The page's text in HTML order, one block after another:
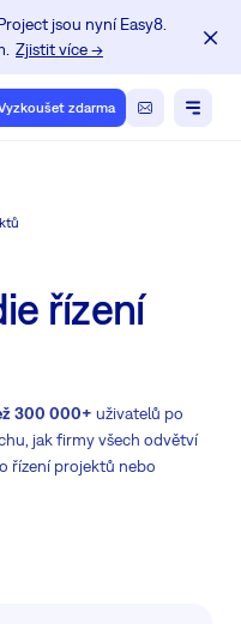
jsou nyní Easy8.
Zjistit více →
zdarma
řízení
300 000+ uživatelů po
jak firmy všech odvětví
řízení projektů nebo